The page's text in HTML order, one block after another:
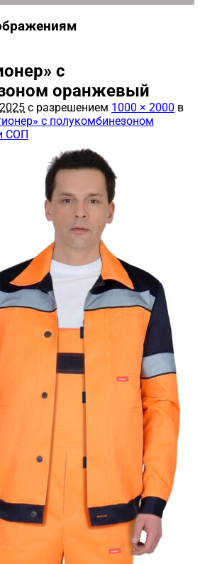
с
оранжевый
с разрешением 1000 × 2000 в
с полукомбинезоном
СОП